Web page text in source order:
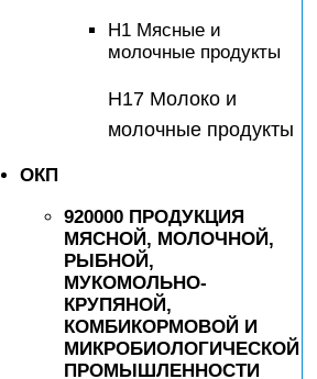
Н1 Мясные и
молочные продукты
Н17 Молоко и
молочные продукты
ОКП
920000 ПРОДУКЦИЯ
МЯСНОЙ, МОЛОЧНОЙ,
РЫБНОЙ,
МУКОМОЛЬНО-
КРУПЯНОЙ,
КОМБИКОРМОВОЙ И
МИКРОБИОЛОГИЧЕСКОЙ
ПРОМЫШЛЕННОСТИ